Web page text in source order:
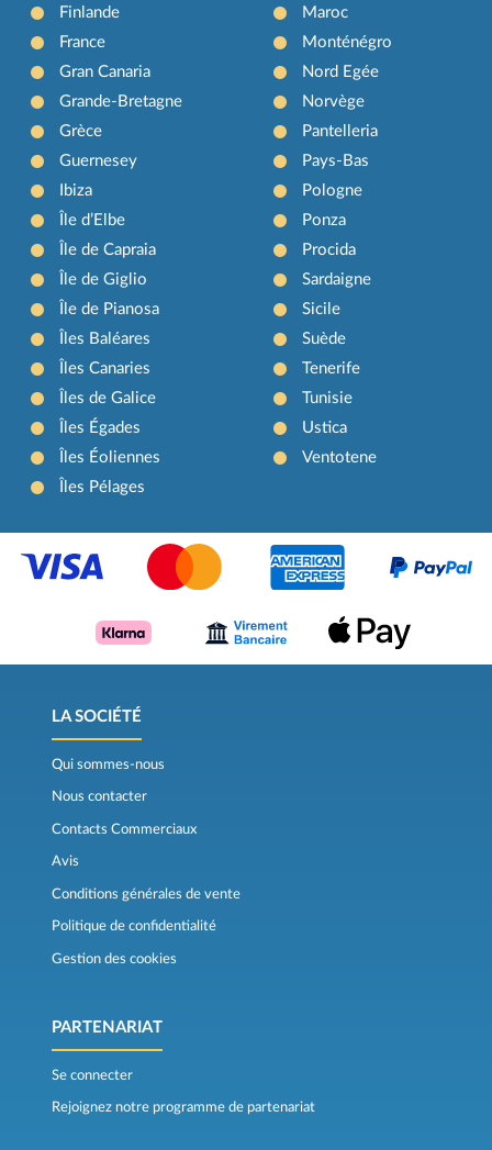
Finlande
France
Gran Canaria
Grande-Bretagne
Grèce
Guernesey
Ibiza
Île d’Elbe
Île de Capraia
Île de Giglio
Île de Pianosa
Îles Baléares
Îles Canaries
Îles de Galice
Îles Égades
Îles Éoliennes
Îles Pélages
Maroc
Monténégro
Nord Egée
Norvège
Pantelleria
Pays-Bas
Pologne
Ponza
Procida
Sardaigne
Sicile
Suède
Tenerife
Tunisie
Ustica
Ventotene
LA SOCIÉTÉ
Qui sommes-nous
Nous contacter
Contacts Commerciaux
Avis
Conditions générales de vente
Politique de confidentialité
Gestion des cookies
PARTENARIAT
Se connecter
Rejoignez notre programme de partenariat